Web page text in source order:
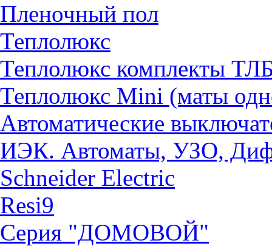
Пленочный пол
Теплолюкс
Теплолюкс комплекты
Теплолюкс Mini (маты
Автоматические
ИЭК. Автоматы, УЗО,
Schneider Electric
Resi9
Серия "ДОМОВОЙ"